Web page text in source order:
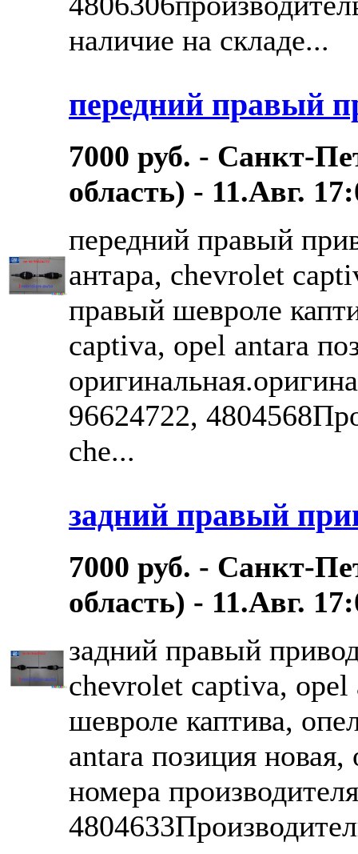
наличие на складе...
передний правый
7000 руб. - Санкт-
область) - 11.Авг.
передний правый
антара, chevrolet
правый шевроле
captiva, opel antara
96624722,
che...
задний правый
7000 руб. - Санкт-
область) - 11.Авг.
задний правый
chevrolet captiva, opel
шевроле каптива,
antara позиция
номера